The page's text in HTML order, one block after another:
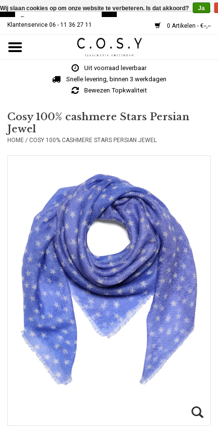
Klantenservice 06 - 11 36 27 11 0 Artikelen - €--,--
Home
MUTSEN
HOE WERKT HET?
Uit voorraad leverbaar
Snelle levering, binnen 3 werkdagen
Bewezen Topkwaliteit
Cosy 100% cashmere Stars Persian
Jewel
HOME / COSY 100% CASHMERE STARS PERSIAN JEWEL
Wij slaan cookies op om onze website te verbeteren. Is dat akkoord? Ja